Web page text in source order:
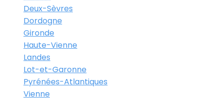
Deux-Sèvres
Dordogne
Gironde
Haute-Vienne
Landes
Lot-et-Garonne
Pyrénées-Atlantiques
Vienne